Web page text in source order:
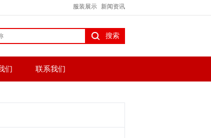
服装展示 新闻资讯
们 联系我们